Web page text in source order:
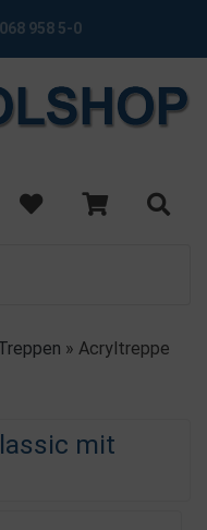
958 5-0
» Acryltreppe
mit